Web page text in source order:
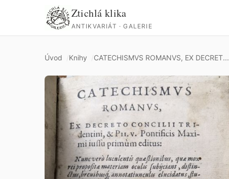
Ztichlá klika
ANTIKVARIÁT · GALERIE
Úvod Knihy CATECHISMVS ROMANVS, EX DECRET...